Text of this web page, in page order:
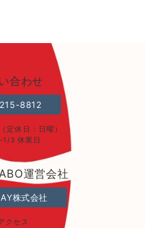
合わせ
8812
定休日：日曜）
3 休業日
運営会社
株式会社
クセス